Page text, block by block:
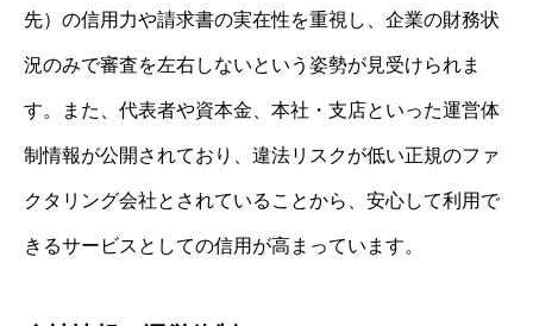
先）の信用力や請求書の実在性を重視し、企業の財務状
況のみで審査を左右しないという姿勢が見受けられま
す。また、代表者や資本金、本社・支店といった運営体
制情報が公開されており、違法リスクが低い正規のファ
クタリング会社とされていることから、安心して利用で
きるサービスとしての信用が高まっています。